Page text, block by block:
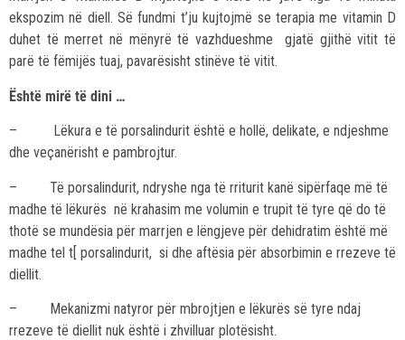
ekspozim në diell. Së fundmi t’ju kujtojmë se terapia me vitamin D
duhet të merret në mënyrë të vazhdueshme gjatë gjithë vitit të
parë të fëmijës tuaj, pavarësisht stinëve të vitit.
Është mirë të dini …
– Lëkura e të porsalindurit është e hollë, delikate, e ndjeshme
dhe veçanërisht e pambrojtur.
– Të porsalindurit, ndryshe nga të rriturit kanë sipërfaqe më të
madhe të lëkurës në krahasim me volumin e trupit të tyre që do të
thotë se mundësia për marrjen e lëngjeve për dehidratim është më
madhe tel t[ porsalindurit, si dhe aftësia për absorbimin e rrezeve të
diellit.
– Mekanizmi natyror për mbrojtjen e lëkurës së tyre ndaj
rrezeve të diellit nuk është i zhvilluar plotësisht.